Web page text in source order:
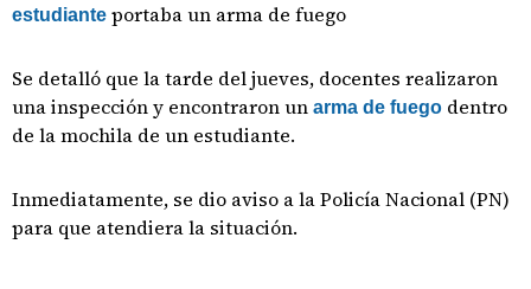
estudiante portaba un arma de fuego
Se detalló que la tarde del jueves, docentes realizaron
una inspección y encontraron un arma de fuego dentro
de la mochila de un estudiante.
Inmediatamente, se dio aviso a la Policía Nacional (PN)
para que atendiera la situación.